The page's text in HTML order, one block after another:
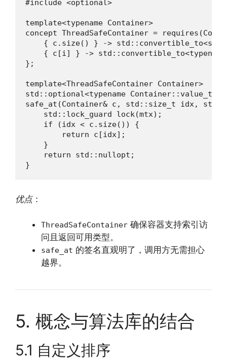
#include <optional>
template<typename Container>
concept ThreadSafeContainer =
{ c.size() } ->
{ c[i] } ->
};
template<ThreadSafeContainer Container>
std::optional<typename
safe_at(Container& c, std::size_t idx,
    std::lock_guard lock(mtx);
    if (idx < c.size()) {
        return c[idx];
    }
    return std::nullopt;
}
优点：
ThreadSafeContainer 确保容器支持索引访
问且返回可用类型。
safe_at 的签名直观明了，调用方无需担心
越界。
5. 概念与算法库的结合
5.1 自定义排序